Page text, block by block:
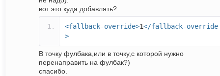
вот это куда добавлять?
<fallback-override>1</fallback-override
>
В точку фулбака,или в точку,с которой нужно
перенаправить на фулбак?)
спасибо.